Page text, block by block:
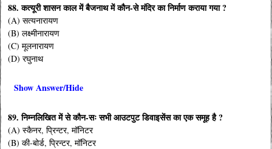
88. कत्यूरी शासन काल में बैजनाथ में कौन-से मंदिर का निर्माण कराया गया ?
(A) सत्यनारायण
(B) लक्ष्मीनारायण
(C) मूलनारायण
(D) रघुनाथ
Show Answer/Hide
89. निम्नलिखित में से कौन-सः सभी आउटपुट डिवाइसेंस का एक समूह है ?
(A) स्कैनर, प्रिन्टर, मॉनिटर
(B) की-बोर्ड, प्रिन्टर, मॉनिटर